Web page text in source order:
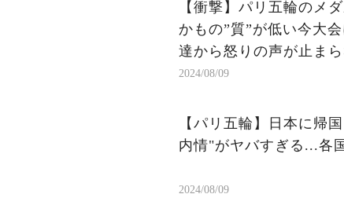
【衝撃】パリ五輪のメ
かもの”質”が低い今大
達から怒りの声が止ま
2024/08/09
【パリ五輪】日本に帰
内情"がヤバすぎる...各
2024/08/09